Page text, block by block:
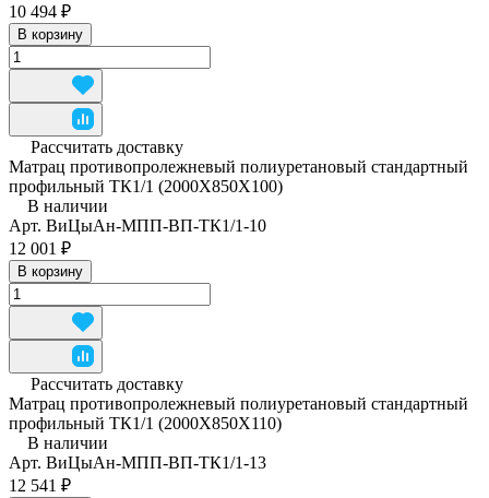
10 494 ₽
В корзину
Рассчитать доставку
Матрац противопролежневый полиуретановый стандартный
профильный ТК1/1 (2000Х850Х100)
В наличии
Арт. ВиЦыАн-МПП-ВП-ТК1/1-10
12 001 ₽
В корзину
Рассчитать доставку
Матрац противопролежневый полиуретановый стандартный
профильный ТК1/1 (2000Х850Х110)
В наличии
Арт. ВиЦыАн-МПП-ВП-ТК1/1-13
12 541 ₽